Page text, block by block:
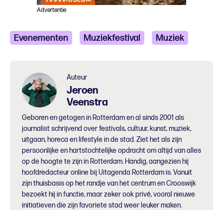
Advertentie
Evenementen Muziekfestival Muziek
Auteur
Jeroen
Veenstra
Geboren en getogen in Rotterdam en al sinds 2001 als
journalist schrijvend over festivals, cultuur, kunst, muziek,
uitgaan, horeca en lifestyle in de stad. Ziet het als zijn
persoonlijke en hartstochtelijke opdracht om altijd van alles
op de hoogte te zijn in Rotterdam. Handig, aangezien hij
hoofdredacteur online bij Uitagenda Rotterdam is. Vanuit
zijn thuisbasis op het randje van het centrum en Crooswijk
bezoekt hij in functie, maar zeker ook privé, vooral nieuwe
initiatieven die zijn favoriete stad weer leuker maken.